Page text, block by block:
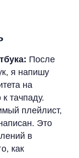
После
я напишу
на
тачпаду.
плейлист,
Это
в
как